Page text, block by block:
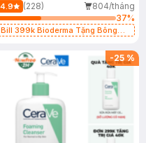
4.9 (228)
804/tháng
37%
Bill 399k Bioderma Tặng Bông
-25 %